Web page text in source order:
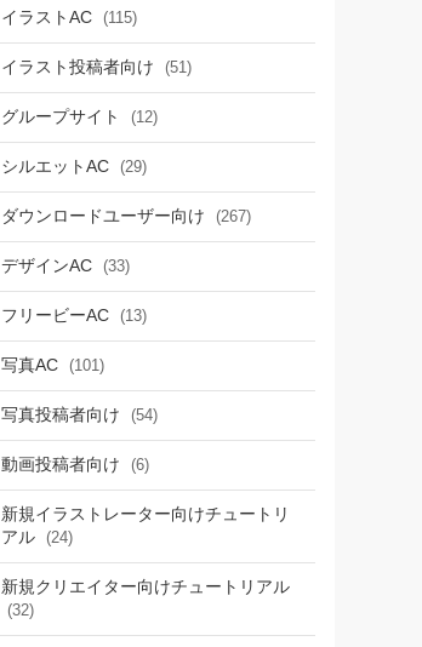
イラストAC (115)
イラスト投稿者向け (51)
グループサイト (12)
シルエットAC (29)
ダウンロードユーザー向け (267)
デザインAC (33)
フリービーAC (13)
写真AC (101)
写真投稿者向け (54)
動画投稿者向け (6)
新規イラストレーター向けチュートリ
アル (24)
新規クリエイター向けチュートリアル
(32)